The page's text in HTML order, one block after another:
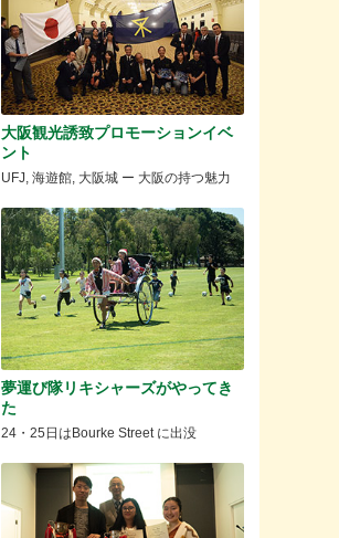
大阪観光誘致プロモーションイベ
ント
UFJ, 海遊館, 大阪城 ー 大阪の持つ魅力
夢運び隊リキシャーズがやってき
た
24・25日はBourke Street に出没